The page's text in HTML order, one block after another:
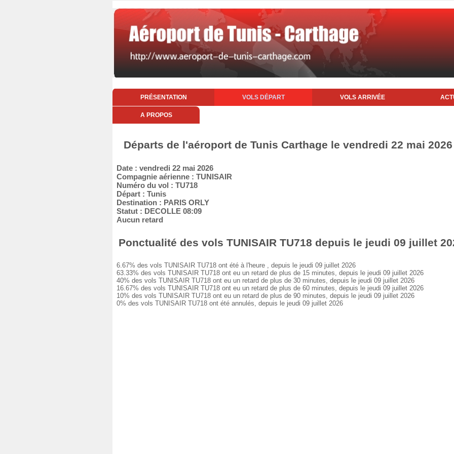
PRÉSENTATION VOLS DÉPART VOLS ARRIVÉE
A PROPOS
Départs de l'aéroport de Tunis Carthage le vendredi 22 mai 2026
Date : vendredi 22 mai 2026
Compagnie aérienne : TUNISAIR
Numéro du vol : TU718
Départ : Tunis
Destination : PARIS ORLY
Statut : DECOLLE 08:09
Aucun retard
Ponctualité des vols TUNISAIR TU718 depuis le jeudi 09 juillet
6.67% des vols TUNISAIR TU718 ont été à l'heure , depuis le jeudi 09 juillet 2026
63.33% des vols TUNISAIR TU718 ont eu un retard de plus de 15 minutes, depuis le jeudi 09 juillet 2026
40% des vols TUNISAIR TU718 ont eu un retard de plus de 30 minutes, depuis le jeudi 09 juillet 2026
16.67% des vols TUNISAIR TU718 ont eu un retard de plus de 60 minutes, depuis le jeudi 09 juillet 2026
10% des vols TUNISAIR TU718 ont eu un retard de plus de 90 minutes, depuis le jeudi 09 juillet 2026
0% des vols TUNISAIR TU718 ont été annulés, depuis le jeudi 09 juillet 2026